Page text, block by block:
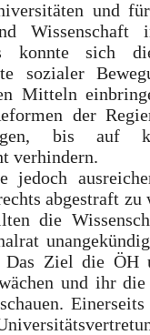
und
konnte sich
sozialer
Mitteln
der
bis auf
verhindern.
jedoch
abgestraft zu
die
Das Ziel die ÖH
und ihr